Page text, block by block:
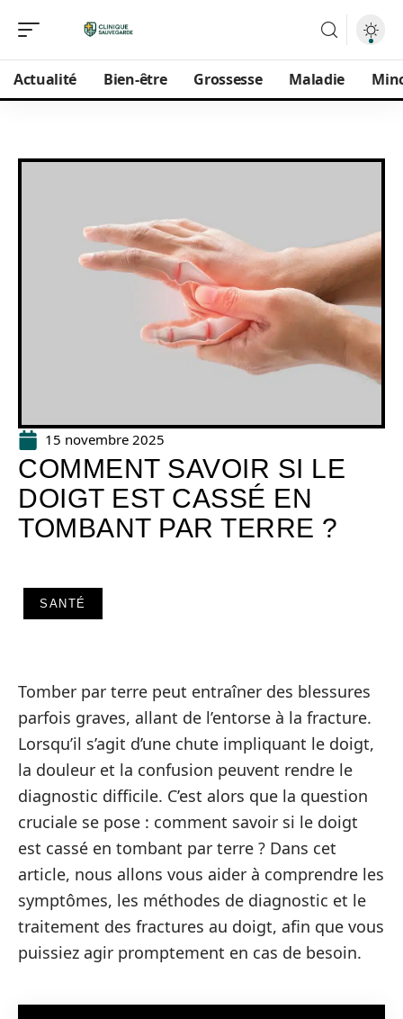
Actualité Bien-être Grossesse Maladie
15 novembre 2025
COMMENT SAVOIR SI LE
DOIGT EST CASSÉ EN
TOMBANT PAR TERRE ?
SANTÉ
Tomber par terre peut entraîner des blessures
parfois graves, allant de l’entorse à la fracture.
Lorsqu’il s’agit d’une chute impliquant le doigt,
la douleur et la confusion peuvent rendre le
diagnostic difficile. C’est alors que la question
cruciale se pose : comment savoir si le doigt
est cassé en tombant par terre ? Dans cet
article, nous allons vous aider à comprendre les
symptômes, les méthodes de diagnostic et le
traitement des fractures au doigt, afin que vous
puissiez agir promptement en cas de besoin.